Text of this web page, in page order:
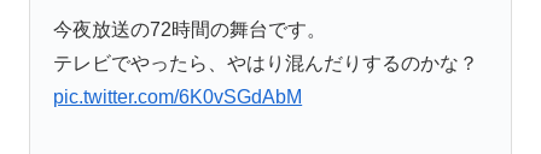
今夜放送の72時間の舞台です。
テレビでやったら、やはり混んだりするのかな？
pic.twitter.com/6K0vSGdAbM